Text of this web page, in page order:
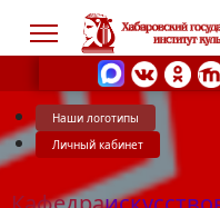
Наши логотипы
Личный кабинет